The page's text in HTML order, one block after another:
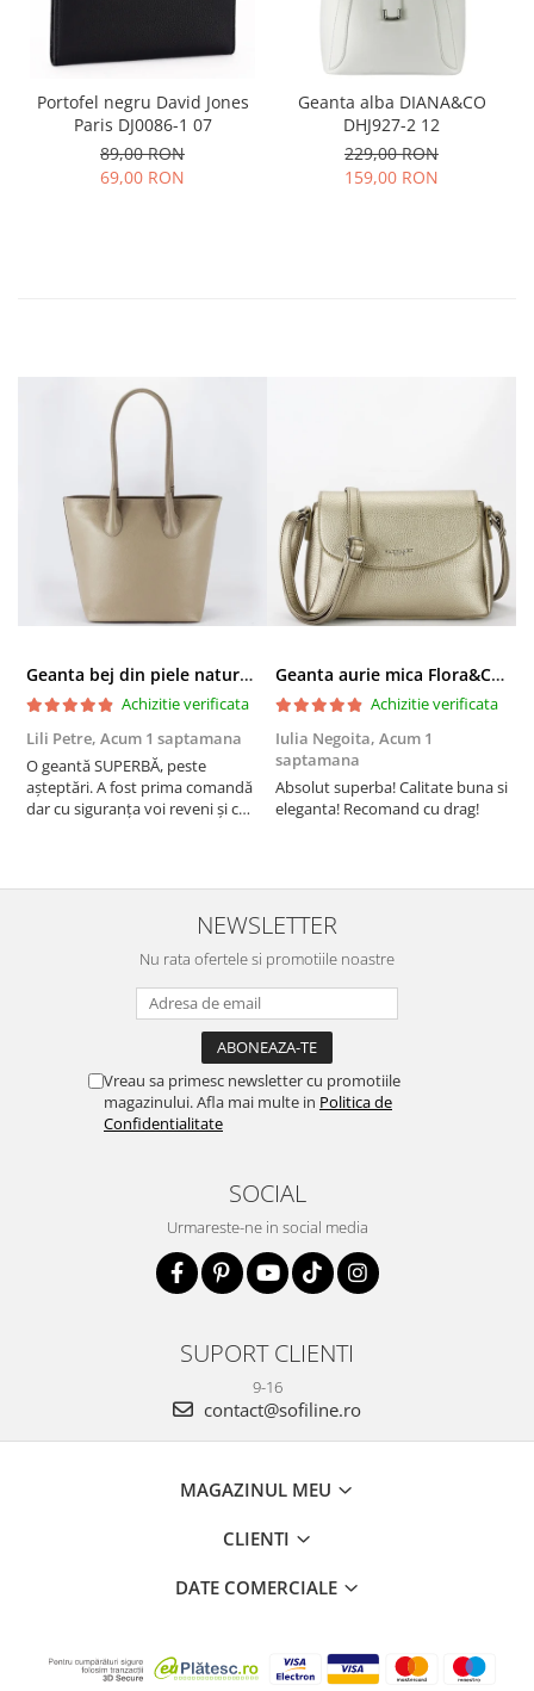
Portofel negru David Jones
Paris DJ0086-1 07
89,00 RON
69,00 RON
Geanta alba DIANA&CO
DHJ927-2 12
229,00 RON
159,00 RON
Geanta bej din piele naturala 8966 123
Achizitie verificata
Lili Petre, Acum 1 saptamana
O geantă SUPERBĂ, peste
așteptări. A fost prima comandă
dar cu siguranța voi reveni și cu
doua zi). RECOMAND SOFILINE!!!
Geanta aurie mica Flora&CO Paris H6930 16
Achizitie verificata
Iulia Negoita, Acum 1
saptamana
Absolut superba! Calitate buna si
eleganta! Recomand cu drag!
NEWSLETTER
Nu rata ofertele si promotiile noastre
Vreau sa primesc newsletter cu promotiile
magazinului. Afla mai multe in Politica de
Confidentialitate
SOCIAL
Urmareste-ne in social media
SUPORT CLIENTI
9-16
contact@sofiline.ro
MAGAZINUL MEU
CLIENTI
DATE COMERCIALE